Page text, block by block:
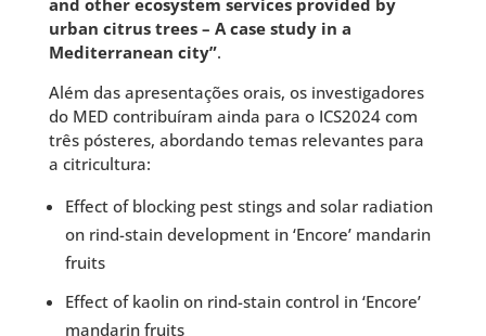
and other ecosystem services provided by
urban citrus trees – A case study in a
Mediterranean city”.
Além das apresentações orais, os investigadores
do MED contribuíram ainda para o ICS2024 com
três pósteres, abordando temas relevantes para
a citricultura:
Effect of blocking pest stings and solar radiation
on rind-stain development in ‘Encore’ mandarin
fruits
Effect of kaolin on rind-stain control in ‘Encore’
mandarin fruits